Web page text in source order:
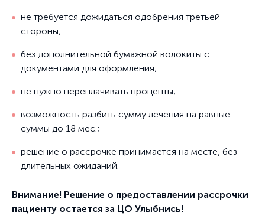
не требуется дожидаться одобрения третьей
стороны;
без дополнительной бумажной волокиты с
документами для оформления;
не нужно переплачивать проценты;
возможность разбить сумму лечения на равные
суммы до 18 мес.;
решение о рассрочке принимается на месте, без
длительных ожиданий.
Внимание! Решение о предоставлении рассрочки
пациенту остается за ЦО Улыбнись!